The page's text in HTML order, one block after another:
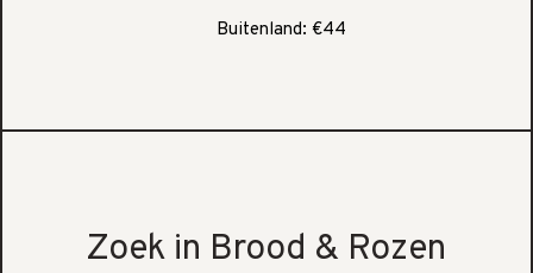
Buitenland: €44
Zoek in Brood & Rozen